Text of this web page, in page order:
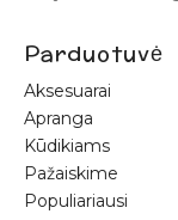
Parduotuvė
Aksesuarai
Apranga
Kūdikiams
Pažaiskime
Populiariausi